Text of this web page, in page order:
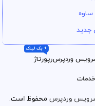
جدید
وردپرسرپورتاژ
+ بک لینک
خدمات
وردپرس محفوظ است.